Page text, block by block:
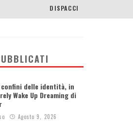
DISPACCI
confini delle identità, in
Wake Up Dreaming di
Agosto 9, 2026